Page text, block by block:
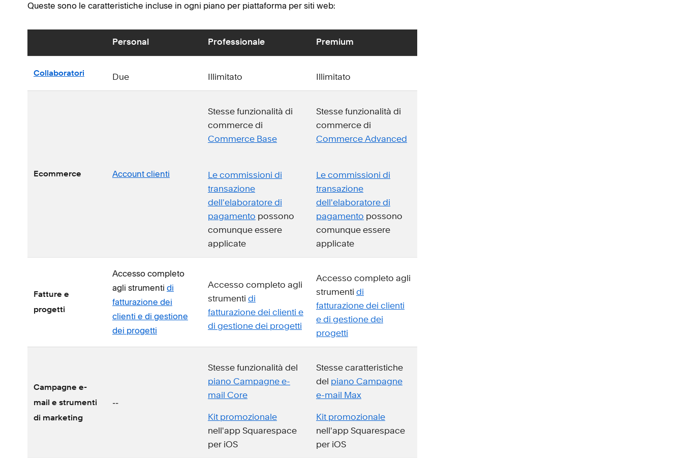
Queste sono le caratteristiche incluse in ogni piano per piattaforma per siti web:
Personal Professionale Premium
Collaboratori Due Illimitato Illimitato
Ecommerce Account clienti
Stesse funzionalità di
commerce di
Commerce Base
Le commissioni di
transazione
dell'elaboratore di
pagamento possono
comunque essere
applicate
Stesse funzionalità di
commerce di
Commerce Advanced
Le commissioni di
transazione
dell'elaboratore di
pagamento possono
comunque essere
applicate
Fatture e
progetti
Accesso completo
agli strumenti di
fatturazione dei
clienti e di gestione
dei progetti
Accesso completo agli
strumenti di
fatturazione dei clienti e
di gestione dei progetti
Accesso completo agli
strumenti di
fatturazione dei clienti
e di gestione dei
progetti
Campagne e-
mail e strumenti
di marketing
--
Stesse funzionalità del
piano Campagne e-
mail Core
Kit promozionale
nell'app Squarespace
per iOS
Stesse caratteristiche
del piano Campagne
e-mail Max
Kit promozionale
nell'app Squarespace
per iOS